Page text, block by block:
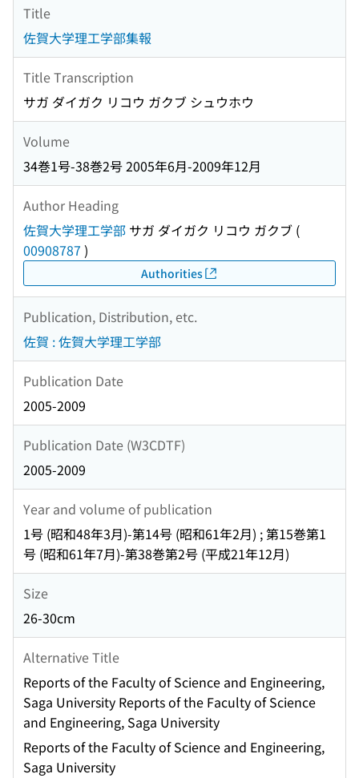
Title
佐賀大学理工学部集報
Title Transcription
サガ ダイガク リコウ ガクブ シュウホウ
Volume
34巻1号-38巻2号 2005年6月-2009年12月
Author Heading
佐賀大学理工学部 サガ ダイガク リコウ ガクブ (
00908787 )
Authorities
Publication, Distribution, etc.
佐賀 : 佐賀大学理工学部
Publication Date
2005-2009
Publication Date (W3CDTF)
2005-2009
Year and volume of publication
1号 (昭和48年3月)-第14号 (昭和61年2月) ; 第15巻第1
号 (昭和61年7月)-第38巻第2号 (平成21年12月)
Size
26-30cm
Alternative Title
Reports of the Faculty of Science and Engineering,
Saga University Reports of the Faculty of Science
and Engineering, Saga University
Reports of the Faculty of Science and Engineering,
Saga University